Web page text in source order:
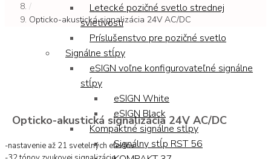
Letecké pozičné svetlo strednej
svietivosti
Príslušenstvo pre pozičné svetlo
Signálne stĺpy
eSIGN voľne konfigurovateľné signálne
stĺpy
eSIGN White
eSIGN Black
Kompaktné signálne stĺpy
Signálny stĺp RST 56
/
Opticko-akustická signalizácia 24V AC/DC
Opticko-akustická signalizácia 24V AC/DC
-nastavenie až 21 svetelných efektov